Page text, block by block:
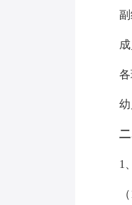
副
成
各班
幼儿
二、
1、
（1